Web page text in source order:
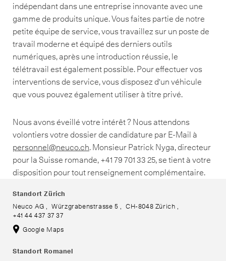
indépendant dans une entreprise innovante avec une
gamme de produits unique. Vous faites partie de notre
petite équipe de service, vous travaillez sur un poste de
travail moderne et équipé des derniers outils
numériques, après une introduction réussie, le
télétravail est également possible. Pour effectuer vos
interventions de service, vous disposez d'un véhicule
que vous pouvez également utiliser à titre privé.
Nous avons éveillé votre intérêt ? Nous attendons
volontiers votre dossier de candidature par E-Mail à
personnel@neuco.ch. Monsieur Patrick Nyga, directeur
pour la Suisse romande, +41 79 701 33 25, se tient à votre
disposition pour tout renseignement complémentaire.
Standort Zürich
Neuco AG
Würzgrabenstrasse 5
CH-8048 Zürich
+41 44 437 37 37
Google Maps
Standort Romanel